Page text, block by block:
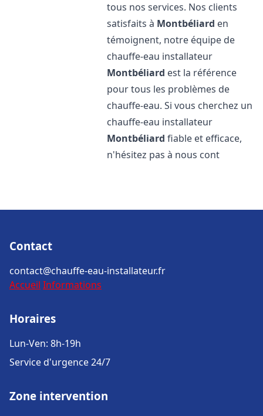
tous nos services. Nos clients
satisfaits à Montbéliard en
témoignent, notre équipe de
chauffe-eau installateur
Montbéliard est la référence
pour tous les problèmes de
chauffe-eau. Si vous cherchez un
chauffe-eau installateur
Montbéliard fiable et efficace,
n'hésitez pas à nous cont
Contact
contact@chauffe-eau-installateur.fr
Accueil Informations
Horaires
Lun-Ven: 8h-19h
Service d'urgence 24/7
Zone intervention